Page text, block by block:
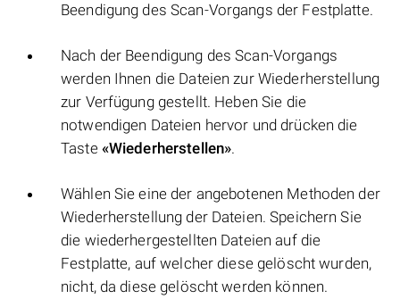
Beendigung des Scan-Vorgangs der Festplatte.
Nach der Beendigung des Scan-Vorgangs
werden Ihnen die Dateien zur Wiederherstellung
zur Verfügung gestellt. Heben Sie die
notwendigen Dateien hervor und drücken die
Taste «Wiederherstellen».
Wählen Sie eine der angebotenen Methoden der
Wiederherstellung der Dateien. Speichern Sie
die wiederhergestellten Dateien auf die
Festplatte, auf welcher diese gelöscht wurden,
nicht, da diese gelöscht werden können.